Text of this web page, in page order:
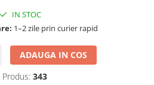
IN STOC
1–2 zile prin curier rapid
ADAUGA IN COS
Produs: 343